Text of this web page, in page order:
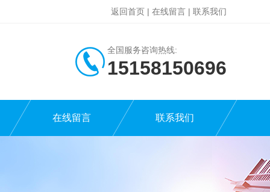
返回首页 | 在线留言 | 联系我们
全国服务咨询热线:
15158150696
在线留言 联系我们